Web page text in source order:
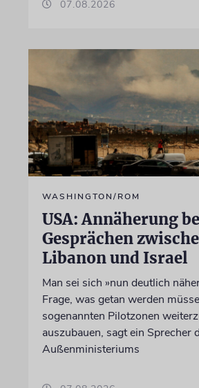
07.08.2026
WASHINGTON/ROM
USA: Annäherung
Gesprächen
Libanon und Israel
Man sei sich »nun deutlich
Frage, was getan werden
sogenannten Pilotzonen
auszubauen, sagt ein Sprecher
Außenministeriums